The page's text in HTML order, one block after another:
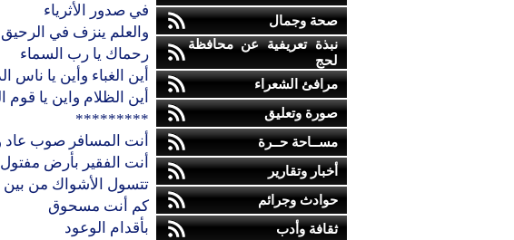
صحة وجمال
نبذة تعريفية عن محافظة
لحج
مرافئ الشعراء
صورة وتعليق
مســاحة حــرة
أخبار وتقارير
حوادث وجرائم
ثقافة وأدب
في صدور الأثرياء
والعلم ينزف في الرحيق
رحماك يا رب السماء
أين الغباء وأين يا ناس
أين الظلام واين يا قوم
*********
أنت المسافر صوب عاد
أنت الفقير بأرض مفتول
تتسول الأشواك من بين
كم أنت مسحوق
بأقدام الوعود